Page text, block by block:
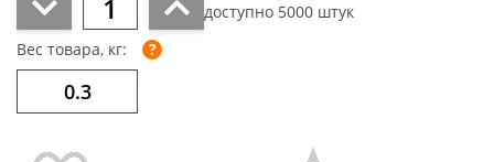
доступно 5000 штук
Вес товара, кг: